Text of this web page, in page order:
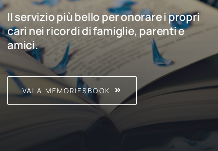
Il servizio più bello per onorare i propri
cari nei ricordi di famiglie, parenti e
amici.
VAI A MEMORIESBOOK